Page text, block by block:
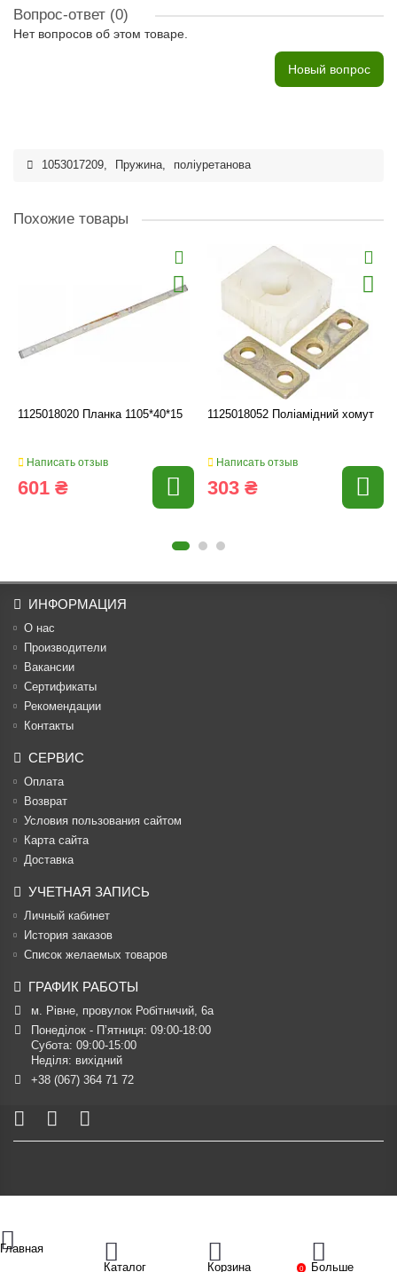
Вопрос-ответ (0)
Нет вопросов об этом товаре.
Новый вопрос
1053017209, Пружина, поліуретанова
Похожие товары
1125018020 Планка 1105*40*15
Написать отзыв
601 ₴
1125018052 Поліамідний хомут
Написать отзыв
303 ₴
ИНФОРМАЦИЯ
О нас
Производители
Вакансии
Cертификаты
Рекомендации
Контакты
СЕРВИС
Оплата
Возврат
Условия пользования сайтом
Карта сайта
Доставка
УЧЕТНАЯ ЗАПИСЬ
Личный кабинет
История заказов
Список желаемых товаров
ГРАФИК РАБОТЫ
м. Рівне, провулок Робітничий, 6а
Понеділок - П’ятниця: 09:00-18:00
Субота: 09:00-15:00
Неділя: вихідний
+38 (067) 364 71 72
Главная
Каталог
Корзина 0 Больше